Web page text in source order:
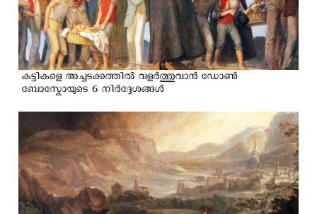
കുട്ടികളെ അച്ചടക്കത്തില്‍ വളര്‍ത്തുവാന്‍ ഡോണ്‍
ബോസ്കോയുടെ 6 നിര്‍ദ്ദേശങ്ങള്‍